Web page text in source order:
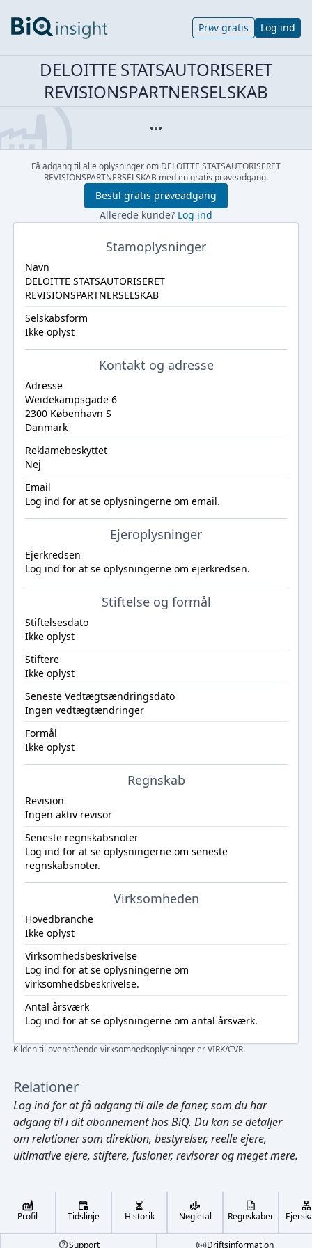
Cmd/Ctrl + K
Prøv gratis Log ind
DELOITTE STATSAUTORISERET
REVISIONSPARTNERSELSKAB
Få adgang til alle oplysninger om DELOITTE STATSAUTORISERET
REVISIONSPARTNERSELSKAB med en gratis prøveadgang.
Bestil gratis prøveadgang
Allerede kunde? Log ind
Stamoplysninger
Navn
DELOITTE STATSAUTORISERET
REVISIONSPARTNERSELSKAB
Selskabsform
Ikke oplyst
Kontakt og adresse
Adresse
Weidekampsgade 6
2300 København S
Danmark
Reklamebeskyttet
Nej
Email
Log ind for at se oplysningerne om email.
Ejeroplysninger
Ejerkredsen
Log ind for at se oplysningerne om ejerkredsen.
Stiftelse og formål
Stiftelsesdato
Ikke oplyst
Stiftere
Ikke oplyst
Seneste Vedtægtsændringsdato
Ingen vedtægtændringer
Formål
Ikke oplyst
Regnskab
Revision
Ingen aktiv revisor
Seneste regnskabsnoter
Log ind for at se oplysningerne om seneste
regnskabsnoter.
Virksomheden
Hovedbranche
Ikke oplyst
Virksomhedsbeskrivelse
Log ind for at se oplysningerne om
virksomhedsbeskrivelse.
Antal årsværk
Log ind for at se oplysningerne om antal årsværk.
Kilden til ovenstående virksomhedsoplysninger er VIRK/CVR.
Relationer
Log indfor at få adgang til alle de faner, som du har
adgang til i dit abonnement hos BiQ. Du kan se detaljer
om relationer som direktion, bestyrelser, reelle ejere,
ultimative ejere, stiftere, fusioner, revisorer og meget mere.
Profil Tidslinje Historik Nøgletal Regnskaber
Support Driftsinformation